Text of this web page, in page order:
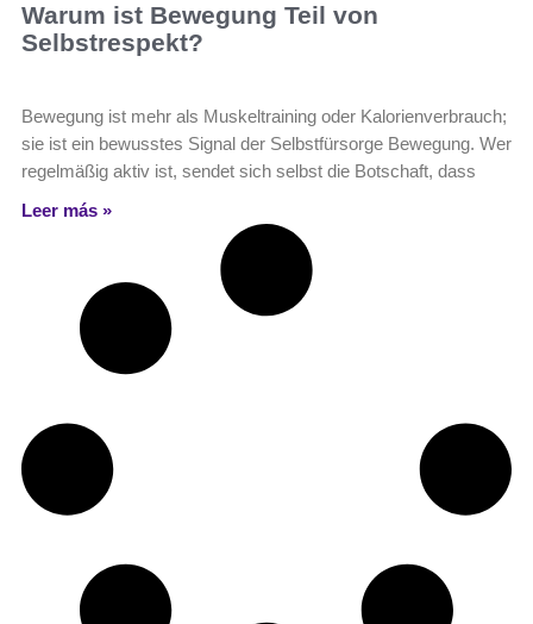
Warum ist Bewegung Teil von
Selbstrespekt?
Bewegung ist mehr als Muskeltraining oder Kalorienverbrauch;
sie ist ein bewusstes Signal der Selbstfürsorge Bewegung. Wer
regelmäßig aktiv ist, sendet sich selbst die Botschaft, dass
Leer más »